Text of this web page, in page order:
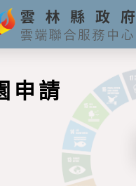
申請